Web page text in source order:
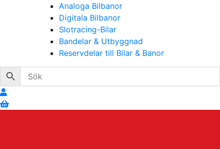
Analoga Bilbanor
Digitala Bilbanor
Slotracing-Bilar
Bandelar & Utbyggnad
Reservdelar till Bilar & Banor